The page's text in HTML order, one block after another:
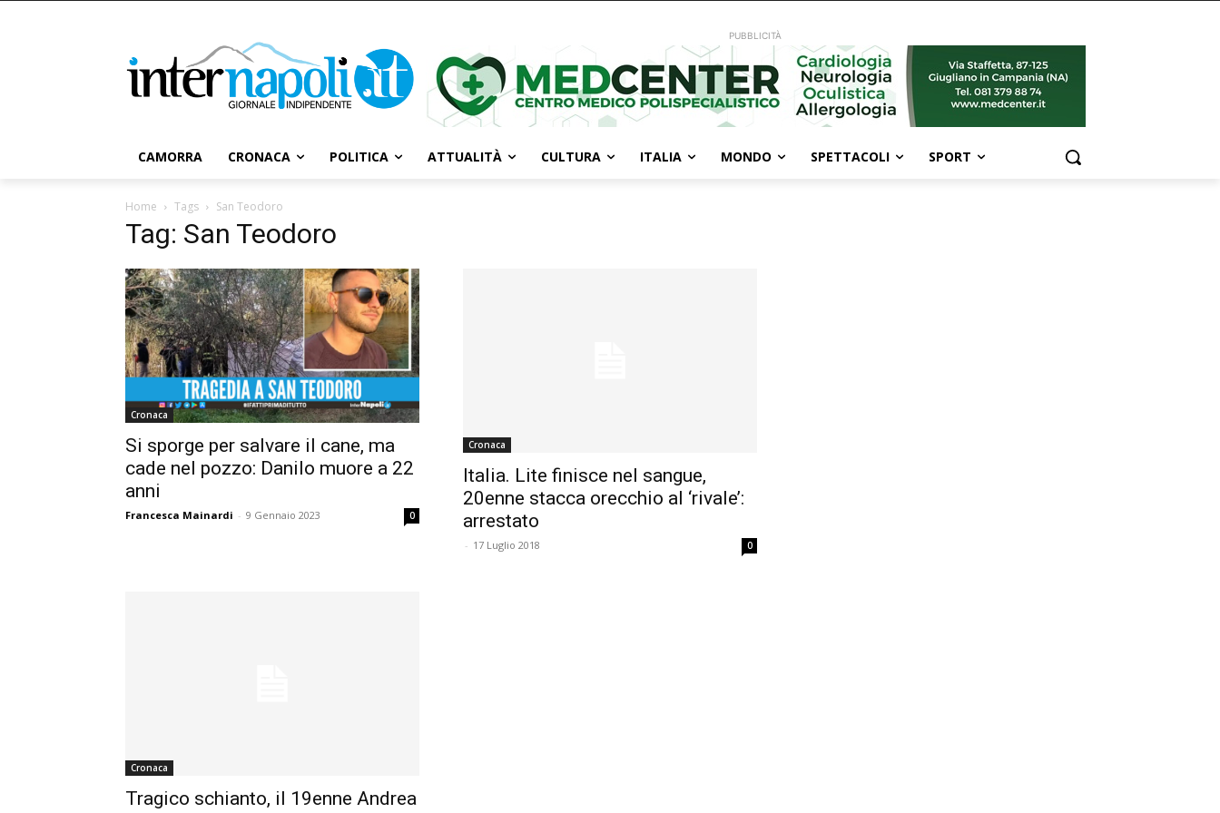
PUBBLICITÀ
CAMORRA CRONACA POLITICA ATTUALITÀ CULTURA ITALIA MONDO SPETTACOLI SPORT
Home Tags San Teodoro
Tag: San Teodoro
Cronaca
Si sporge per salvare il cane, ma
cade nel pozzo: Danilo muore a 22
anni
Francesca Mainardi - 9 Gennaio 2023 0
Cronaca
Italia. Lite finisce nel sangue,
20enne stacca orecchio al ‘rivale’:
arrestato
- 17 Luglio 2018 0
Cronaca
Tragico schianto, il 19enne Andrea